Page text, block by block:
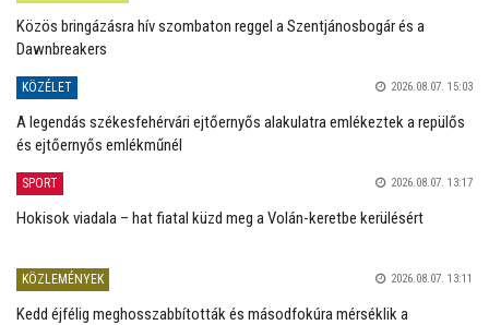
Közös bringázásra hív szombaton reggel a Szentjánosbogár és a
Dawnbreakers
KÖZÉLET 2026.08.07. 15:03
A legendás székesfehérvári ejtőernyős alakulatra emlékeztek a repülős
és ejtőernyős emlékműnél
SPORT 2026.08.07. 13:17
Hokisok viadala – hat fiatal küzd meg a Volán-keretbe kerülésért
KÖZLEMÉNYEK 2026.08.07. 13:11
Kedd éjfélig meghosszabbították és másodfokúra mérséklik a